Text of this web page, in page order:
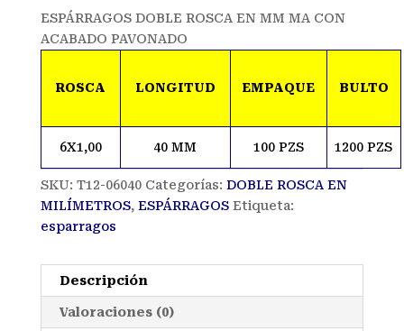
ESPÁRRAGOS DOBLE ROSCA EN MM MA CON
ACABADO PAVONADO
ROSCA LONGITUD EMPAQUE BULTO
6X1,00 40 MM 100 PZS 1200 PZS
SKU: T12-06040 Categorías: DOBLE ROSCA EN
MILÍMETROS, ESPÁRRAGOS Etiqueta:
esparragos
Descripción
Valoraciones (0)